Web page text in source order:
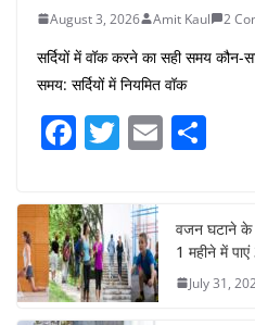
August 3, 2026 Amit Kaul 2
सर्दियों में वॉक करने का सही समय कौन-
समय: सर्दियों में नियमित वॉक
F
c
e
b
o
T
itt
er
E
e
वजन घटाने के
1 महीने में
July 31,